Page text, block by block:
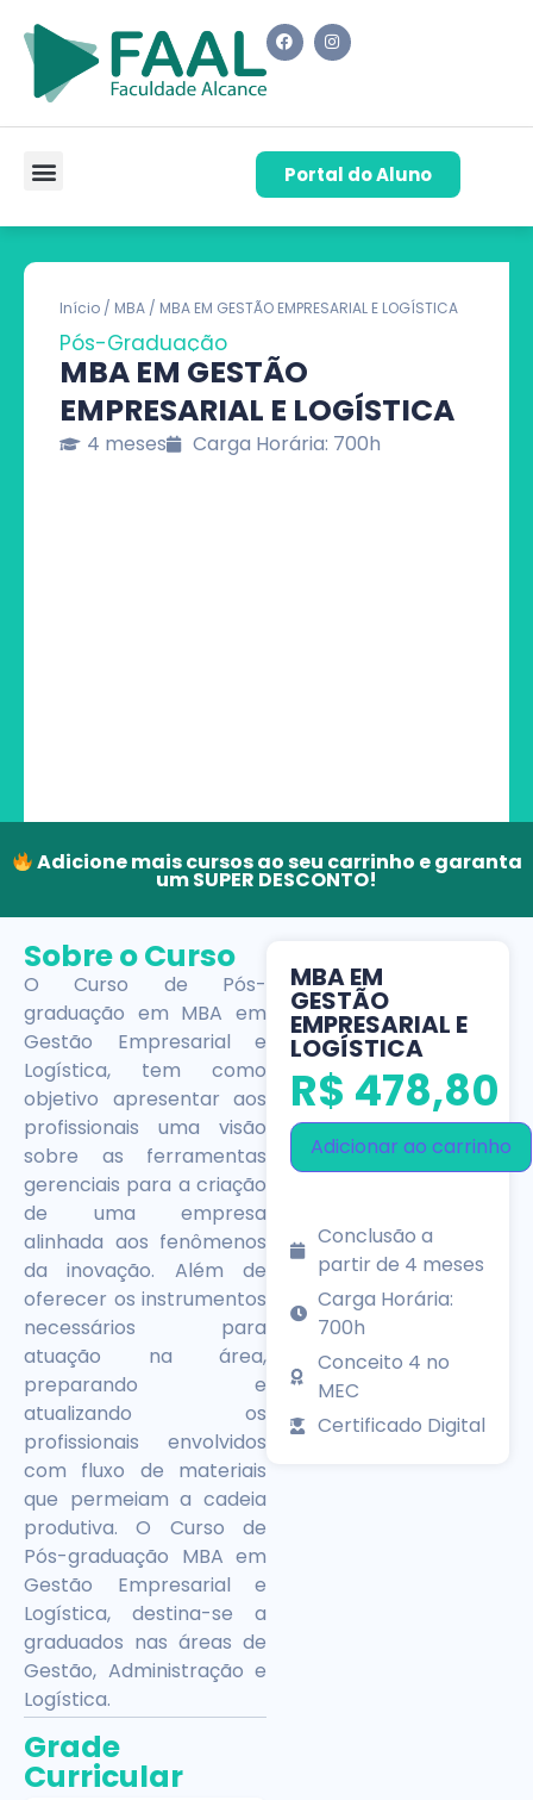
Portal do Aluno
Início / MBA / MBA EM GESTÃO EMPRESARIAL E LOGÍSTICA
Pós-Graduação
MBA EM GESTÃO
EMPRESARIAL E LOGÍSTICA
4 meses Carga Horária: 700h
Adicione mais cursos ao seu carrinho e garanta
um SUPER DESCONTO!
Sobre o Curso
O Curso de Pós-
graduação em MBA em
Gestão Empresarial e
Logística, tem como
objetivo apresentar aos
profissionais uma visão
sobre as ferramentas
gerenciais para a criação
de uma empresa
alinhada aos fenômenos
da inovação. Além de
oferecer os instrumentos
necessários para
atuação na área,
preparando e
atualizando os
profissionais envolvidos
com fluxo de materiais
que permeiam a cadeia
produtiva. O Curso de
Pós-graduação MBA em
Gestão Empresarial e
Logística, destina-se a
graduados nas áreas de
Gestão, Administração e
Logística.
Grade
Curricular
MBA EM
GESTÃO
EMPRESARIAL E
LOGÍSTICA
R$ 478,80
Adicionar ao carrinho
Conclusão a
partir de 4 meses
Carga Horária:
700h
Conceito 4 no
MEC
Certificado Digital